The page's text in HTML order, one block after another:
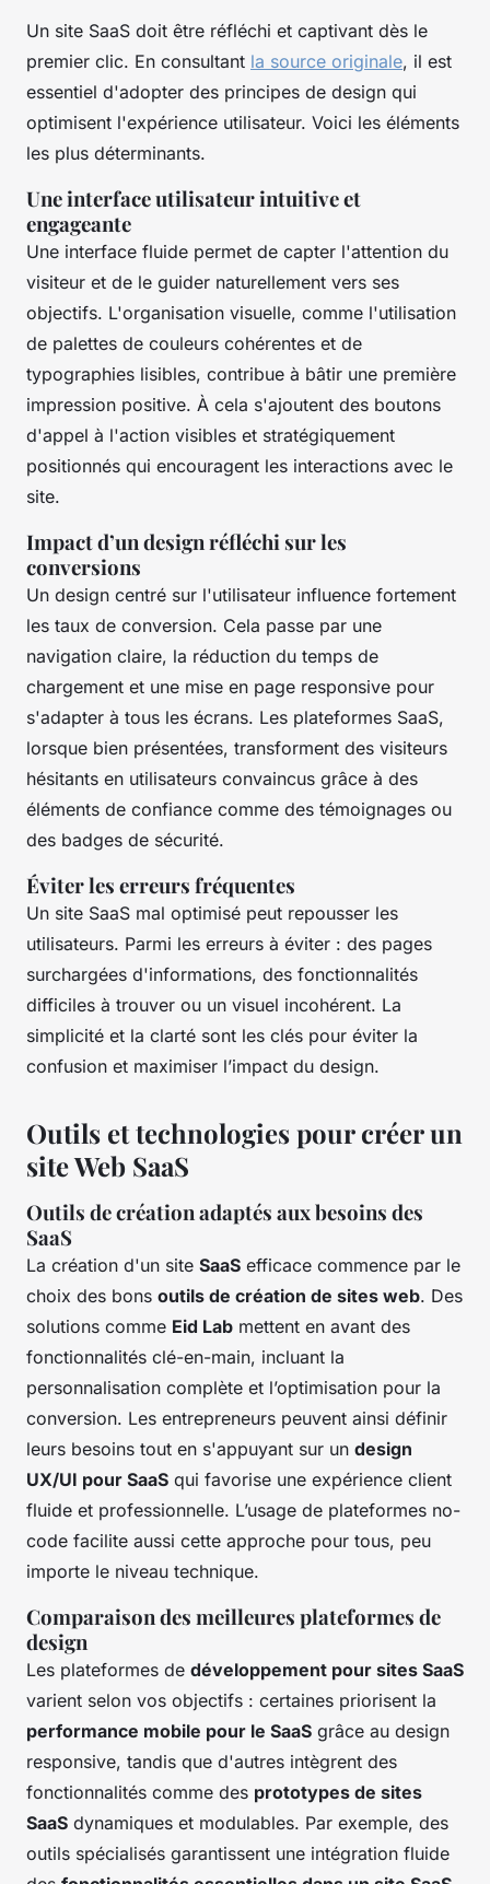
Un site SaaS doit être réfléchi et captivant dès le
premier clic. En consultant la source originale, il est
essentiel d'adopter des principes de design qui
optimisent l'expérience utilisateur. Voici les éléments
les plus déterminants.
Une interface utilisateur intuitive et
engageante
Une interface fluide permet de capter l'attention du
visiteur et de le guider naturellement vers ses
objectifs. L'organisation visuelle, comme l'utilisation
de palettes de couleurs cohérentes et de
typographies lisibles, contribue à bâtir une première
impression positive. À cela s'ajoutent des boutons
d'appel à l'action visibles et stratégiquement
positionnés qui encouragent les interactions avec le
site.
Impact d’un design réfléchi sur les
conversions
Un design centré sur l'utilisateur influence fortement
les taux de conversion. Cela passe par une
navigation claire, la réduction du temps de
chargement et une mise en page responsive pour
s'adapter à tous les écrans. Les plateformes SaaS,
lorsque bien présentées, transforment des visiteurs
hésitants en utilisateurs convaincus grâce à des
éléments de confiance comme des témoignages ou
des badges de sécurité.
Éviter les erreurs fréquentes
Un site SaaS mal optimisé peut repousser les
utilisateurs. Parmi les erreurs à éviter : des pages
surchargées d'informations, des fonctionnalités
difficiles à trouver ou un visuel incohérent. La
simplicité et la clarté sont les clés pour éviter la
confusion et maximiser l’impact du design.
Outils et technologies pour créer un
site Web SaaS
Outils de création adaptés aux besoins des
SaaS
La création d'un site SaaS efficace commence par le
choix des bons outils de création de sites web. Des
solutions comme Eid Lab mettent en avant des
fonctionnalités clé-en-main, incluant la
personnalisation complète et l’optimisation pour la
conversion. Les entrepreneurs peuvent ainsi définir
leurs besoins tout en s'appuyant sur un design
UX/UI pour SaaS qui favorise une expérience client
fluide et professionnelle. L’usage de plateformes no-
code facilite aussi cette approche pour tous, peu
importe le niveau technique.
Comparaison des meilleures plateformes de
design
Les plateformes de développement pour sites SaaS
varient selon vos objectifs : certaines priorisent la
performance mobile pour le SaaS grâce au design
responsive, tandis que d'autres intègrent des
fonctionnalités comme des prototypes de sites
SaaS dynamiques et modulables. Par exemple, des
outils spécialisés garantissent une intégration fluide